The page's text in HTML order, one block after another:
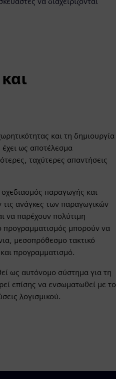
και τη δημιουργία
ως αποτέλεσμα
ταχύτερες απαντήσεις
παραγωγής και
ανάγκες των παραγωγικών
να παρέχουν πολύτιμη
προγραμματισμός μπορούν να
μεσοπρόθεσμο τακτικό
προγραμματισμό.
ως αυτόνομο σύστημα για τη
επίσης να ενσωματωθεί με το
λογισμικού.